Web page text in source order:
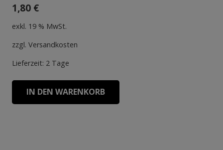
1,80 €
exkl. 19 % MwSt.
zzgl. Versandkosten
Lieferzeit: 2 Tage
IN DEN WARENKORB